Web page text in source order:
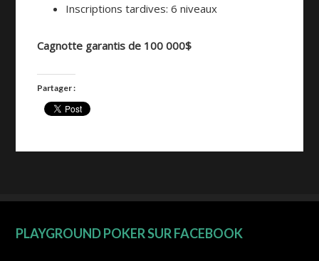
Inscriptions tardives: 6 niveaux
Cagnotte garantis de 100 000$
Partager :
r
i
Footer
PLAYGROUND POKER SUR FACEBOOK